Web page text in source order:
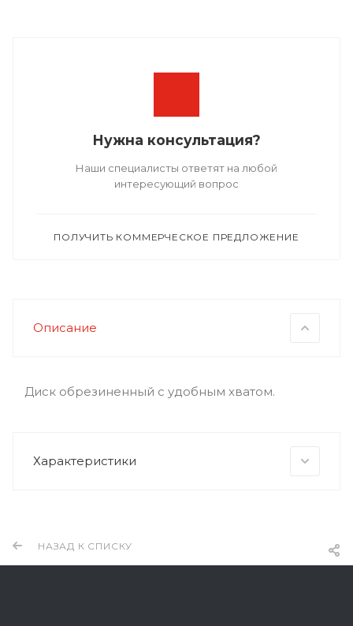
Нужна консультация?
Наши специалисты ответят на любой
интересующий вопрос
ПОЛУЧИТЬ КОММЕРЧЕСКОЕ ПРЕДЛОЖЕНИЕ
Описание
Диск обрезиненный с удобным хватом.
Характеристики
НАЗАД К СПИСКУ